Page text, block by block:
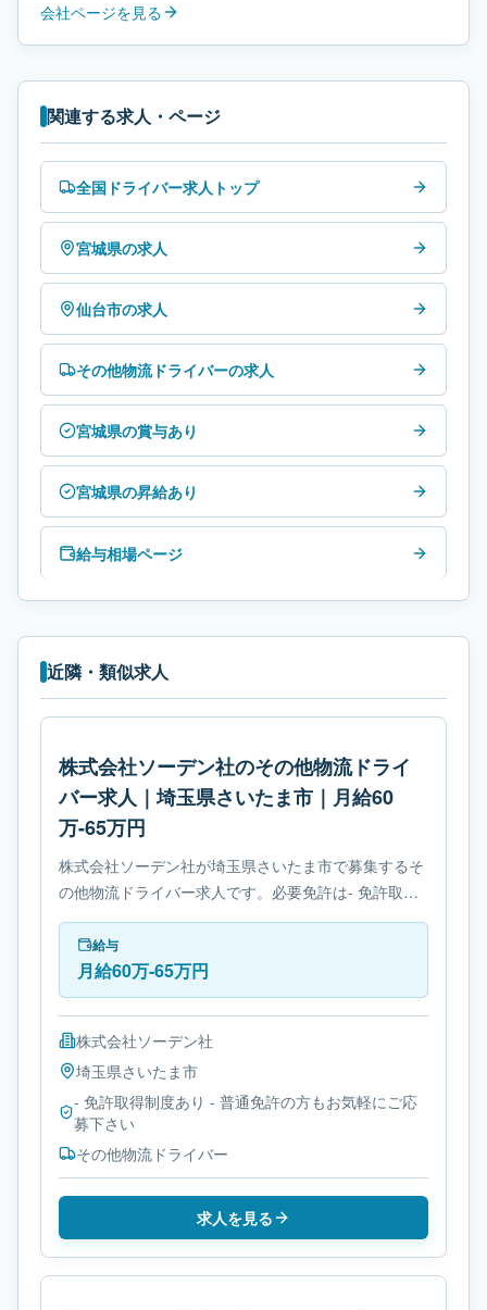
会社ページを見る
関連する求人・ページ
全国ドライバー求人トップ
宮城県の求人
仙台市の求人
その他物流ドライバーの求人
宮城県の賞与あり
宮城県の昇給あり
給与相場ページ
近隣・類似求人
株式会社ソーデン社のその他物流ドライ
バー求人｜埼玉県さいたま市｜月給60
万-65万円
株式会社ソーデン社が埼玉県さいたま市で募集するそ
の他物流ドライバー求人です。必要免許は- 免許取得
制度ありです。
給与
月給60万-65万円
株式会社ソーデン社
埼玉県さいたま市
- 免許取得制度あり - 普通免許の方もお気軽にご応
募下さい
その他物流ドライバー
求人を見る